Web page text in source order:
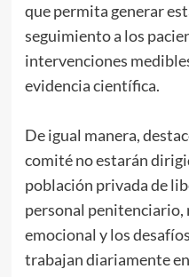
que permita generar
seguimiento a los
intervenciones
evidencia científica.
De igual manera,
comité no estarán
población privada de
personal penitenciario,
emocional y los
trabajan diariamente